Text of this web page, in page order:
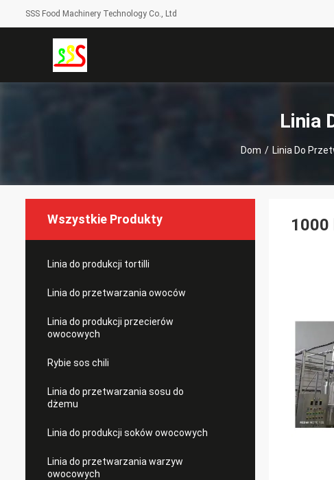
SSS Food Machinery Technology Co., Ltd
Linia
Dom / Linia Do
Wszystkie Produkty
Linia do produkcji tortilli
Linia do przetwarzania owoców
Linia do produkcji przecierów
owocowych
Rybie sos chili
Linia do przetwarzania sosu do
dżemu
Linia do produkcji soków owocowych
Linia do przetwarzania warzyw
owocowych
1000